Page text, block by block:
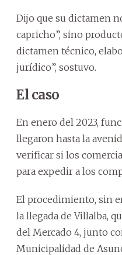
Dijo que su dictamen
capricho”, sino
dictamen técnico,
jurídico”, sostuvo.
El caso
En enero del 2023,
llegaron hasta la
verificar si los
para expedir a los
El procedimiento, sin
la llegada de Villalba,
del Mercado 4, junto
Municipalidad de